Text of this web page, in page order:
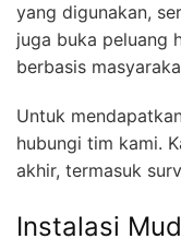
yang digunakan,
juga buka peluang
berbasis
Untuk
hubungi tim kami.
akhir, termasuk
Instalasi